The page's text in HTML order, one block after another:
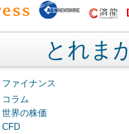
とれま
ファイナンス
コラム
世界の株価
CFD